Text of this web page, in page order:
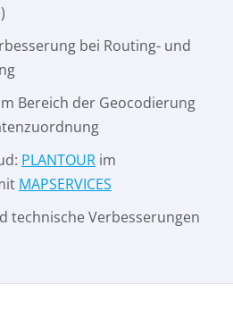
bei Routing- und
Bereich der Geocodierung
PLANTOUR im
MAPSERVICES
technische Verbesserungen